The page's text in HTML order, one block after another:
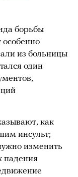
борьбы
из больницы
один
как
инсульт;
изменить
падения